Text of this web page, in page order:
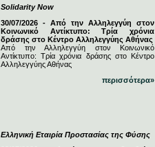
Solidarity Now
30/07/2026 - Από την Αλληλεγγύη στον
Κοινωνικό Αντίκτυπο: Τρία χρόνια
δράσης στο Κέντρο Αλληλεγγύης Αθήνας
Από την Αλληλεγγύη στον Κοινωνικό
Αντίκτυπο: Τρία χρόνια δράσης στο Κέντρο
Αλληλεγγύης Αθήνας
περισσότερα»
Ελληνική Εταιρία Προστασίας της Φύσης